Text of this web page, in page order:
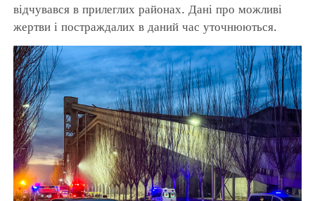
відчувався в прилеглих районах. Дані про можливі
жертви і постраждалих в даний час уточнюються.